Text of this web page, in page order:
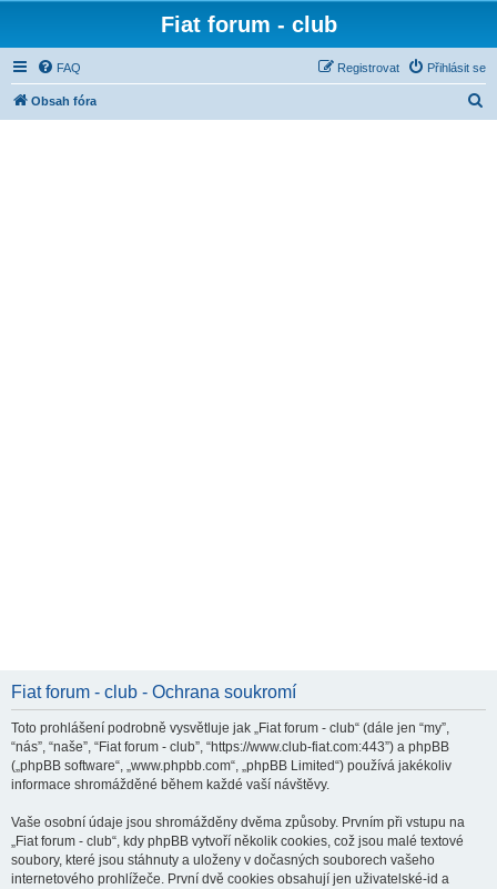
Fiat forum - club
FAQ Přihlásit se
Registrovat
Obsah fóra
Fiat forum - club - Ochrana soukromí
Toto prohlášení podrobně vysvětluje jak „Fiat forum - club“ (dále jen “my”,
“nás”, “naše”, “Fiat forum - club”, “https://www.club-fiat.com:443”) a phpBB
(„phpBB software“, „www.phpbb.com“, „phpBB Limited“) používá jakékoliv
informace shromážděné během každé vaší návštěvy.
Vaše osobní údaje jsou shromážděny dvěma způsoby. Prvním při vstupu na
„Fiat forum - club“, kdy phpBB vytvoří několik cookies, což jsou malé textové
soubory, které jsou stáhnuty a uloženy v dočasných souborech vašeho
internetového prohlížeče. První dvě cookies obsahují jen uživatelské-id a